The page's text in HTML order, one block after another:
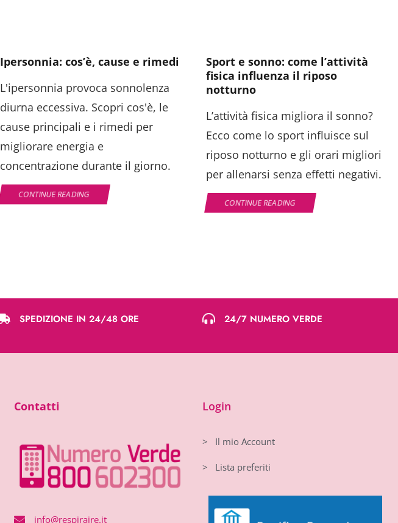
Ipersonnia: cos’è, cause e rimedi
L'ipersonnia provoca sonnolenza
diurna eccessiva. Scopri cos'è, le
cause principali e i rimedi per
migliorare energia e
concentrazione durante il giorno.
CONTINUE READING
Sport e sonno: come l’attività
fisica influenza il riposo
notturno
L’attività fisica migliora il sonno?
Ecco come lo sport influisce sul
riposo notturno e gli orari migliori
per allenarsi senza effetti negativi.
CONTINUE READING
SPEDIZIONE IN 24/48 ORE 24/7 NUMERO VERDE
Contatti
info@respiraire.it
Login
> Il mio Account
> Lista preferiti